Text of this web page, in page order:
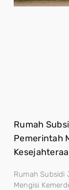
Rumah
Pemerintah
Rumah Subsidi
Mengisi